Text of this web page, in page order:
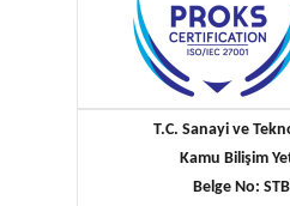
T.C. Sanayi ve
Kamu Bilişim
Belge No: